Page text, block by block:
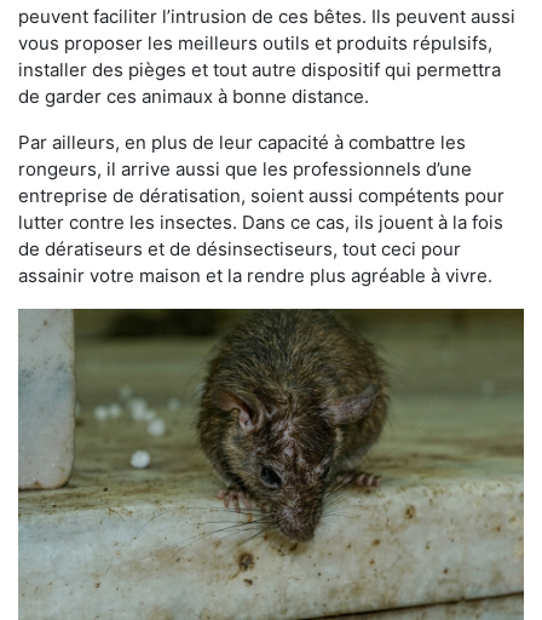
peuvent faciliter l’intrusion de ces bêtes. Ils peuvent aussi
vous proposer les meilleurs outils et produits répulsifs,
installer des pièges et tout autre dispositif qui permettra
de garder ces animaux à bonne distance.
Par ailleurs, en plus de leur capacité à combattre les
rongeurs, il arrive aussi que les professionnels d’une
entreprise de dératisation, soient aussi compétents pour
lutter contre les insectes. Dans ce cas, ils jouent à la fois
de dératiseurs et de désinsectiseurs, tout ceci pour
assainir votre maison et la rendre plus agréable à vivre.